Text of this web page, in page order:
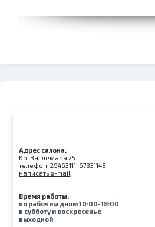
Адрес салона:
Kр. Валдемара 25
телефон:29463111, 67331148
написать e-mail
Время работы:
по рабочим дням 10:00-18:00
в субботу и воскресенье
выходной